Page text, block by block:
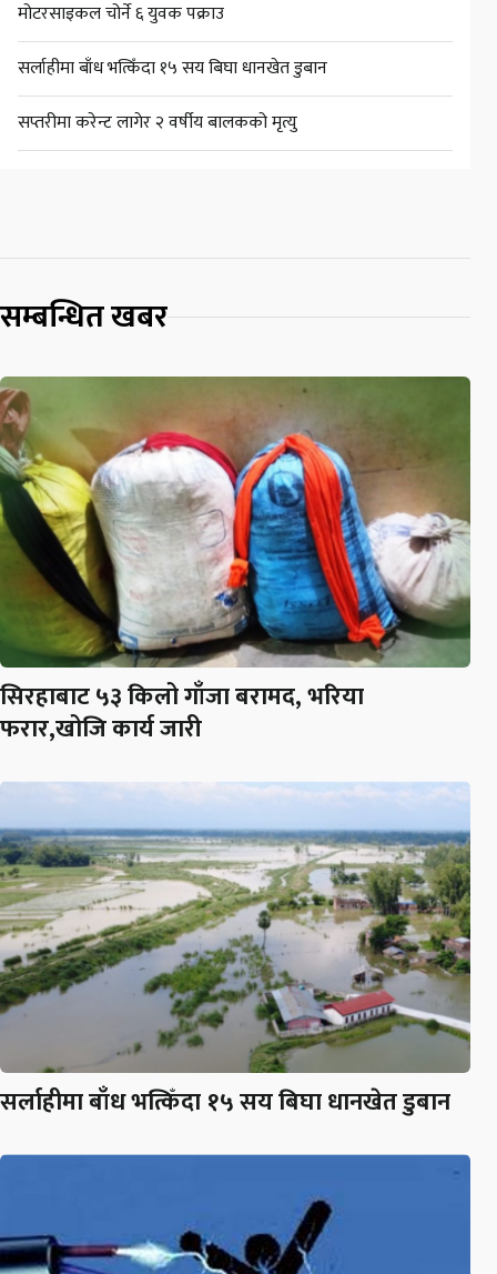
मोटरसाइकल चोर्ने ६ युवक पक्राउ
सर्लाहीमा बाँध भत्किँदा १५ सय बिघा धानखेत डुबान
सप्तरीमा करेन्ट लागेर २ वर्षीय बालकको मृत्यु
सम्बन्धित खबर
सिरहाबाट ५३ किलो गाँजा बरामद, भरिया
फरार,खोजि कार्य जारी
सर्लाहीमा बाँध भत्किँदा १५ सय बिघा धानखेत डुबान